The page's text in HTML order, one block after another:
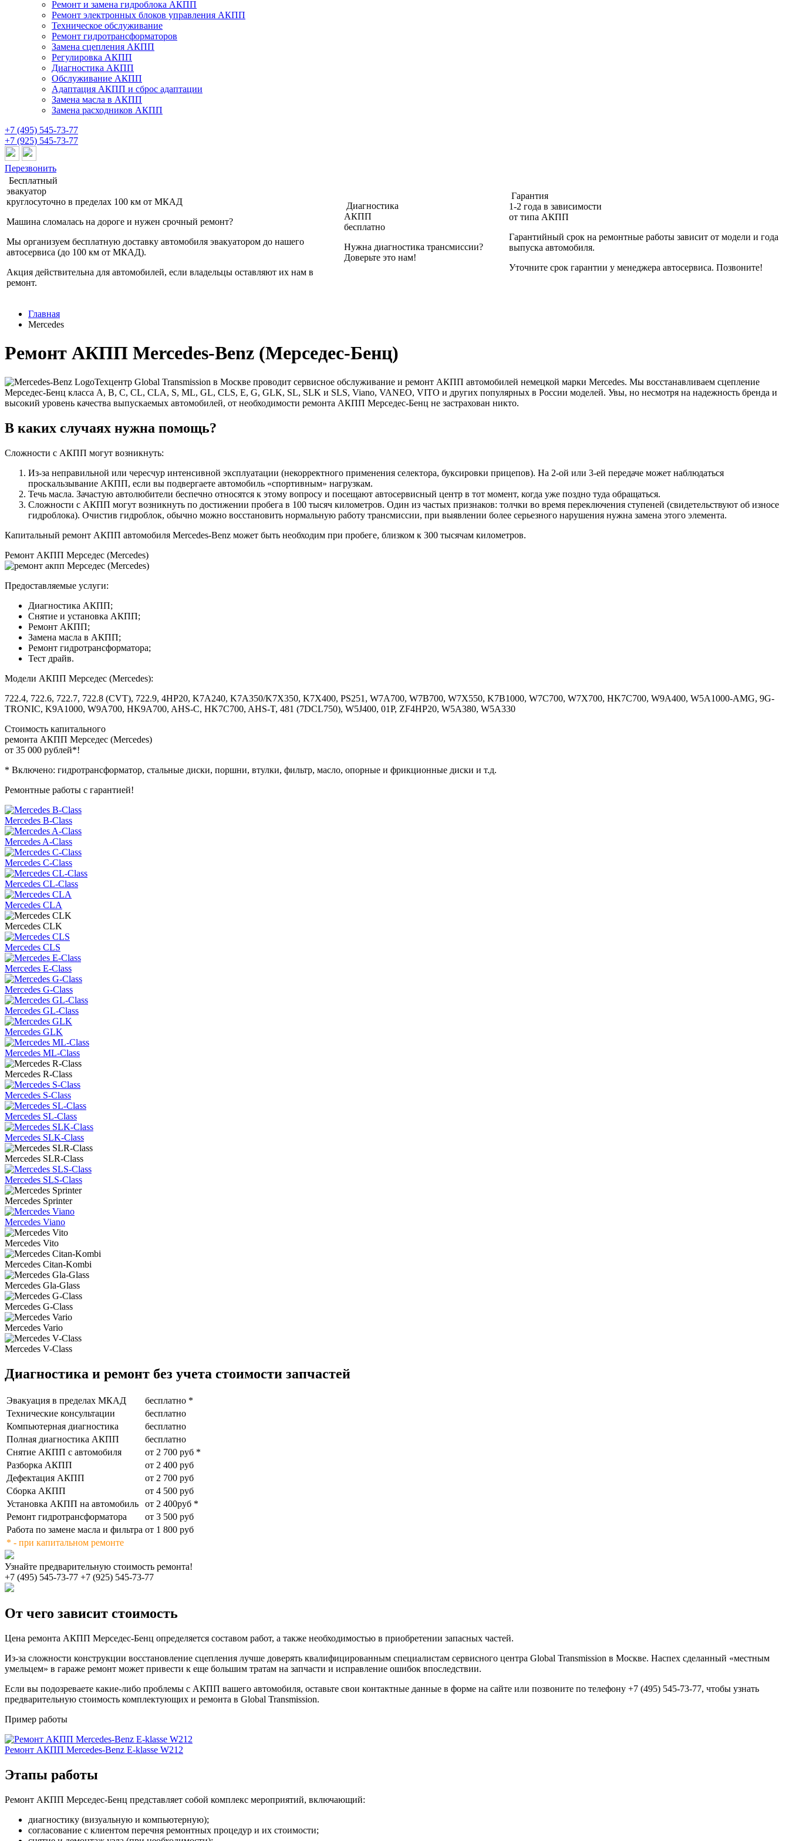
Ремонт и замена гидроблока АКПП
Ремонт электронных блоков управления АКПП
Техническое обслуживание
Ремонт гидротрансформаторов
Замена сцепления АКПП
Регулировка АКПП
Диагностика АКПП
Обслуживание АКПП
Адаптация АКПП и сброс адаптации
Замена масла в АКПП
Замена расходников АКПП
+7 (495) 545-73-77
+7 (925) 545-73-77
Перезвонить
Бесплатный
эвакуатор
круглосуточно в пределах 100 км от МКАД
Машина сломалась на дороге и нужен срочный ремонт?
Мы организуем бесплатную доставку автомобиля эвакуатором до нашего
автосервиса (до 100 км от МКАД).
Акция действительна для автомобилей, если владельцы оставляют их нам в
ремонт.
Диагностика
АКПП
бесплатно
Нужна диагностика трансмиссии?
Доверьте это нам!
Гарантия
1-2 года в зависимости
от типа АКПП
Гарантийный срок на ремонтные работы зависит от модели и года
выпуска автомобиля.
Уточните срок гарантии у менеджера автосервиса. Позвоните!
Главная
Mercedes
Ремонт АКПП Mercedes-Benz (Мерседес-Бенц)
Техцентр Global Transmission в Москве проводит сервисное обслуживание и ремонт АКПП автомобилей немецкой марки Mercedes. Мы восстанавливаем сцепление
Мерседес-Бенц класса A, B, C, CL, CLA, S, ML, GL, CLS, E, G, GLK, SL, SLK и SLS, Viano, VANEO, VITO и других популярных в России моделей. Увы, но несмотря на надежность бренда и
высокий уровень качества выпускаемых автомобилей, от необходимости ремонта АКПП Мерседес-Бенц не застрахован никто.
В каких случаях нужна помощь?
Сложности с АКПП могут возникнуть:
Из-за неправильной или чересчур интенсивной эксплуатации (некорректного применения селектора, буксировки прицепов). На 2-ой или 3-ей передаче может наблюдаться
проскальзывание АКПП, если вы подвергаете автомобиль «спортивным» нагрузкам.
Течь масла. Зачастую автолюбители беспечно относятся к этому вопросу и посещают автосервисный центр в тот момент, когда уже поздно туда обращаться.
Сложности с АКПП могут возникнуть по достижении пробега в 100 тысяч километров. Один из частых признаков: толчки во время переключения ступеней (свидетельствуют об износе
гидроблока). Очистив гидроблок, обычно можно восстановить нормальную работу трансмиссии, при выявлении более серьезного нарушения нужна замена этого элемента.
Капитальный ремонт АКПП автомобиля Mercedes-Benz может быть необходим при пробеге, близком к 300 тысячам километров.
Ремонт АКПП Мерседес (Mercedes)
Предоставляемые услуги:
Диагностика АКПП;
Снятие и установка АКПП;
Ремонт АКПП;
Замена масла в АКПП;
Ремонт гидротрансформатора;
Тест драйв.
Модели АКПП Мерседес (Mercedes):
722.4, 722.6, 722.7, 722.8 (CVT), 722.9, 4HP20, K7A240, K7A350/K7X350, K7X400, PS251, W7A700, W7B700, W7X550, K7B1000, W7C700, W7X700, HK7C700, W9A400, W5A1000-AMG, 9G-
TRONIC, K9A1000, W9A700, HK9A700, AHS-C, HK7C700, AHS-T, 481 (7DCL750), W5J400, 01P, ZF4HP20, W5A380, W5A330
Стоимость капитального
ремонта АКПП Мерседес (Mercedes)
от 35 000 рублей*!
* Включено: гидротрансформатор, стальные диски, поршни, втулки, фильтр, масло, опорные и фрикционные диски и т.д.
Ремонтные работы с гарантией!
Mercedes B-Class
Mercedes A-Class
Mercedes C-Class
Mercedes CL-Class
Mercedes CLA
Mercedes CLK
Mercedes CLS
Mercedes E-Class
Mercedes G-Class
Mercedes GL-Class
Mercedes GLK
Mercedes ML-Class
Mercedes R-Class
Mercedes S-Class
Mercedes SL-Class
Mercedes SLK-Class
Mercedes SLR-Class
Mercedes SLS-Class
Mercedes Sprinter
Mercedes Viano
Mercedes Vito
Mercedes Citan-Kombi
Mercedes Gla-Glass
Mercedes G-Class
Mercedes Vario
Mercedes V-Class
Диагностика и ремонт без учета стоимости запчастей
Эвакуация в пределах МКАД
бесплатно *
Технические консультации
бесплатно
Компьютерная диагностика
бесплатно
Полная диагностика АКПП
бесплатно
Снятие АКПП с автомобиля
от 2 700 руб *
Разборка АКПП
от 2 400 руб
Дефектация АКПП
от 2 700 руб
Сборка АКПП
от 4 500 руб
Установка АКПП на автомобиль
от 2 400руб *
Ремонт гидротрансформатора
от 3 500 руб
Работа по замене масла и фильтра от 1 800 руб
* - при капитальном ремонте
Узнайте предварительную стоимость ремонта!
+7 (495) 545-73-77 +7 (925) 545-73-77
От чего зависит стоимость
Цена ремонта АКПП Мерседес-Бенц определяется составом работ, а также необходимостью в приобретении запасных частей.
Из-за сложности конструкции восстановление сцепления лучше доверять квалифицированным специалистам сервисного центра Global Transmission в Москве. Наспех сделанный «местным
умельцем» в гараже ремонт может привести к еще большим тратам на запчасти и исправление ошибок впоследствии.
Если вы подозреваете какие-либо проблемы с АКПП вашего автомобиля, оставьте свои контактные данные в форме на сайте или позвоните по телефону +7 (495) 545-73-77, чтобы узнать
предварительную стоимость комплектующих и ремонта в Global Transmission.
Пример работы
Ремонт АКПП Mercedes-Benz E-klasse W212
Этапы работы
Ремонт АКПП Мерседес-Бенц представляет собой комплекс мероприятий, включающий:
диагностику (визуальную и компьютерную);
согласование с клиентом перечня ремонтных процедур и их стоимости;